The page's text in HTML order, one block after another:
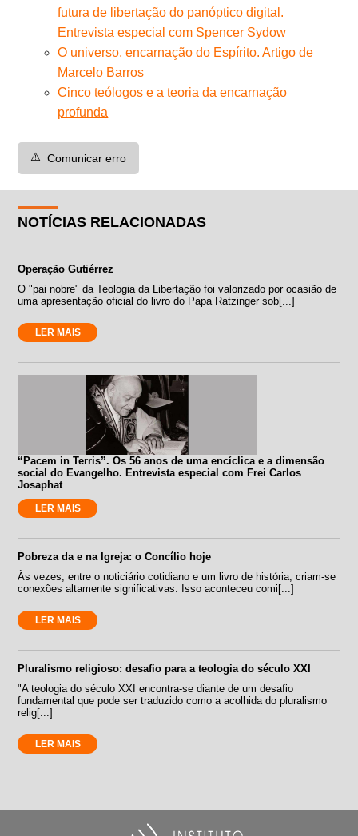
futura de libertação do panóptico digital.
Entrevista especial com Spencer Sydow
O universo, encarnação do Espírito. Artigo de
Marcelo Barros
Cinco teólogos e a teoria da encarnação
profunda
⚠️ Comunicar erro
NOTÍCIAS RELACIONADAS
Operação Gutiérrez
O "pai nobre" da Teologia da Libertação foi valorizado por ocasião de
uma apresentação oficial do livro do Papa Ratzinger sob[...]
LER MAIS
“Pacem in Terris”. Os 56 anos de uma encíclica e a dimensão
social do Evangelho. Entrevista especial com Frei Carlos
Josaphat
LER MAIS
Pobreza da e na Igreja: o Concílio hoje
Às vezes, entre o noticiário cotidiano e um livro de história, criam-se
conexões altamente significativas. Isso aconteceu comi[...]
LER MAIS
Pluralismo religioso: desafio para a teologia do século XXI
"A teologia do século XXI encontra-se diante de um desafio
fundamental que pode ser traduzido como a acolhida do pluralismo
relig[...]
LER MAIS